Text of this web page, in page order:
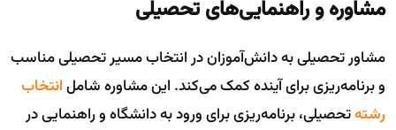
مشاوره و راهنمایی‌های تحصیلی
مشاور تحصیلی به دانش‌آموزان در انتخاب مسیر تحصیلی مناسب
و برنامه‌ریزی برای آینده کمک می‌کند. این مشاوره شاملانتخاب
رشتهتحصیلی، برنامه‌ریزی برای ورود به دانشگاه و راهنمایی در